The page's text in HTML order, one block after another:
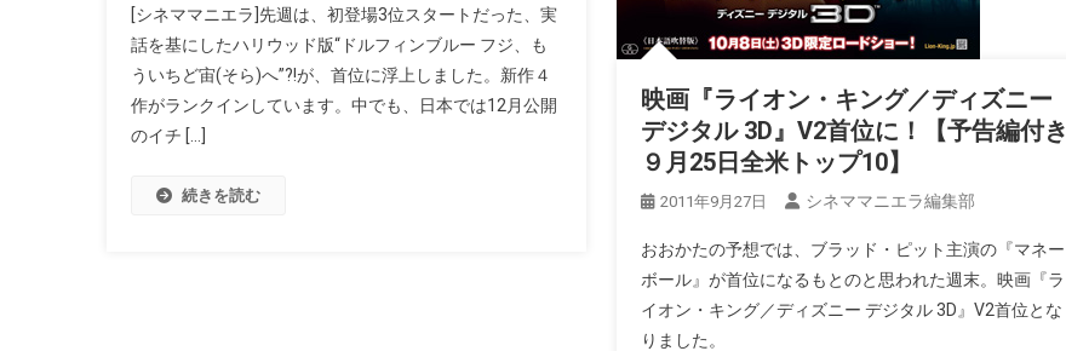
[シネママニエラ]先週は、初登場3位スタートだった、実
話を基にしたハリウッド版“ドルフィンブルー フジ、も
ういちど宙(そら)へ”?!が、首位に浮上しました。新作４
作がランクインしています。中でも、日本では12月公開
のイチ […]
続きを読む
映画『ライオン・キング／ディズニー
デジタル 3D』V2首位に！【予告編付き
９月25日全米トップ10】
2011年9月27日 シネママニエラ編集部
おおかたの予想では、ブラッド・ピット主演の『マネー
ボール』が首位になるもとのと思われた週末。映画『ラ
イオン・キング／ディズニー デジタル 3D』V2首位とな
りました。